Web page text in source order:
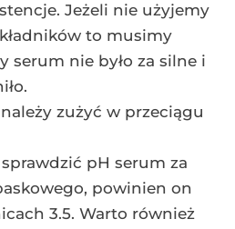
Jeżeli nie użyjemy
to musimy
serum nie było za silne i
zużyć w przeciągu
pH serum za
powinien on
3.5. Warto również